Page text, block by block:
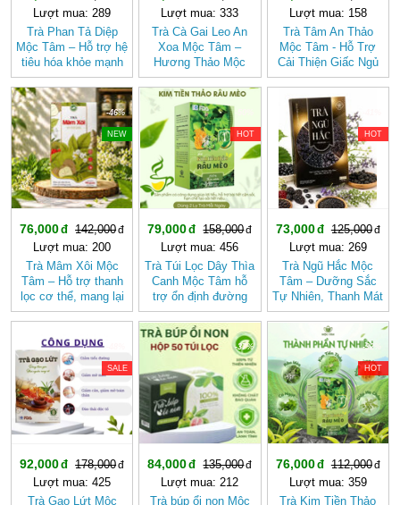
Lượt mua: 289
Trà Phan Tả Diệp
Mộc Tâm – Hỗ trợ hệ
tiêu hóa khỏe mạnh
Lượt mua: 333
Trà Cà Gai Leo An
Xoa Mộc Tâm –
Hương Thảo Mộc
Cho Ngày Thư Thái
Lượt mua: 158
Trà Tâm An Thảo
Mộc Tâm - Hỗ Trợ
Cải Thiện Giấc Ngủ
-46%
NEW
76,000
142,000
Lượt mua: 200
Trà Mâm Xôi Mộc
Tâm – Hỗ trợ thanh
lọc cơ thể, mang lại
cảm giác nhẹ nhàng
HOT
79,000
158,000
Lượt mua: 456
Trà Túi Lọc Dây Thìa
Canh Mộc Tâm hỗ
trợ ổn định đường
huyết
HOT
73,000
125,000
Lượt mua: 269
Trà Ngũ Hắc Mộc
Tâm – Dưỡng Sắc
Tự Nhiên, Thanh Mát
Dịu Nhẹ (hộp 20 túi
lọc)
SALE
92,000
178,000
Lượt mua: 425
Trà Gạo Lứt Mộc
-37%
84,000
135,000
Lượt mua: 212
Trà búp ổi non Mộc
-32%
HOT
76,000
112,000
Lượt mua: 359
Trà Kim Tiền Thảo